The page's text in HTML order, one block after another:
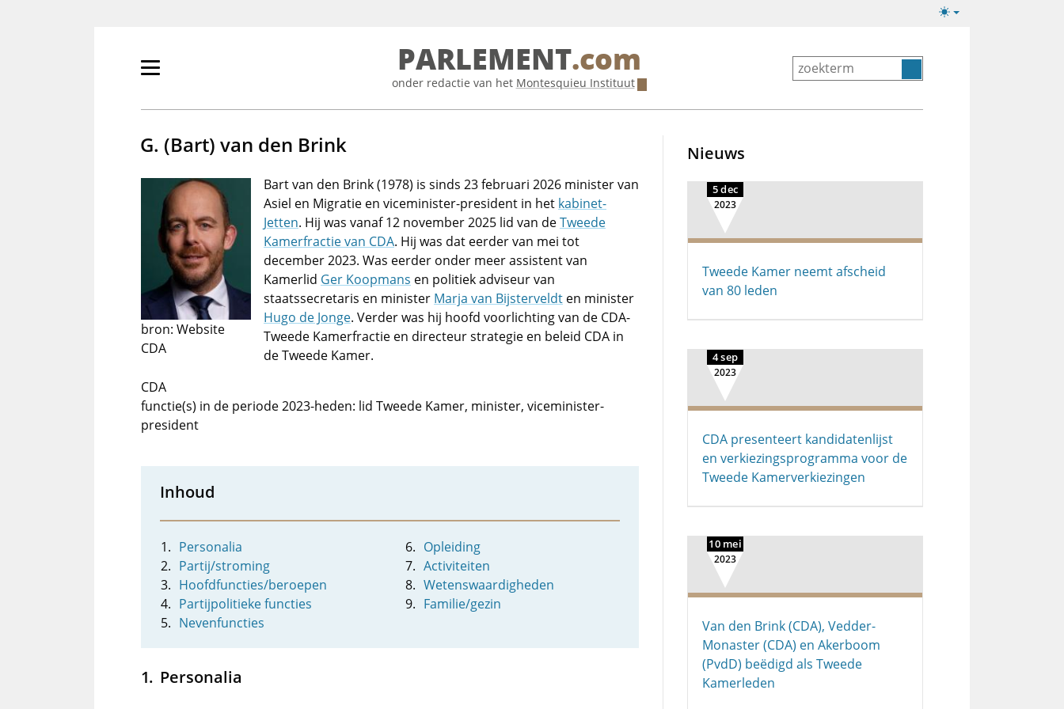
Lichte/donkere
Primair
tonen/verbergen
PARLEMENT.com
onder redactie van het Montesquieu Instituut
G. (Bart) van den Brink
bron: Website
CDA
Bart van den Brink (1978) is sinds 23 februari 2026 minister van
Asiel en Migratie en viceminister-president in het kabinet-
Jetten. Hij was vanaf 12 november 2025 lid van deTweede
Kamerfractie van CDA. Hij was dat eerder van mei tot
december 2023. Was eerder onder meer assistent van
Kamerlid Ger Koopmans en politiek adviseur van
staatssecretaris en minister Marja van Bijsterveldt en minister
Hugo de Jonge. Verder was hij hoofd voorlichting van de CDA-
Tweede Kamerfractie en directeur strategie en beleid CDA in
de Tweede Kamer.
CDA
functie(s) in de periode 2023-heden: lid Tweede Kamer, minister, viceminister-
president
Inhoud
Personalia
Partij/stroming
Hoofdfuncties/beroepen
Partijpolitieke functies
Nevenfuncties
Opleiding
Activiteiten
Wetenswaardigheden
Familie/gezin
Personalia
Nieuws
5 dec
2023
Tweede Kamer neemt afscheid
van 80 leden
4 sep
2023
CDA presenteert kandidatenlijst
en verkiezingsprogramma voor de
Tweede Kamerverkiezingen
10 mei
2023
Van den Brink (CDA), Vedder-
Monaster (CDA) en Akerboom
(PvdD) beëdigd als Tweede
Kamerleden